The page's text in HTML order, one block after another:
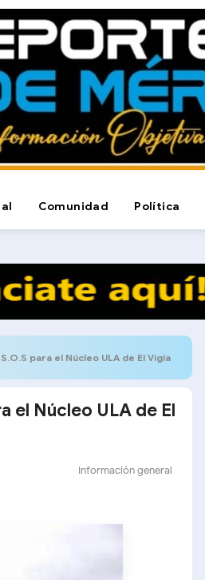
Comunidad Política
para el Núcleo ULA de El Vigía
el Núcleo ULA de El
Información general